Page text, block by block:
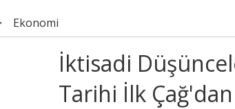
Ekonomi
İktisadi
Tarihi İlk Çağ'dan